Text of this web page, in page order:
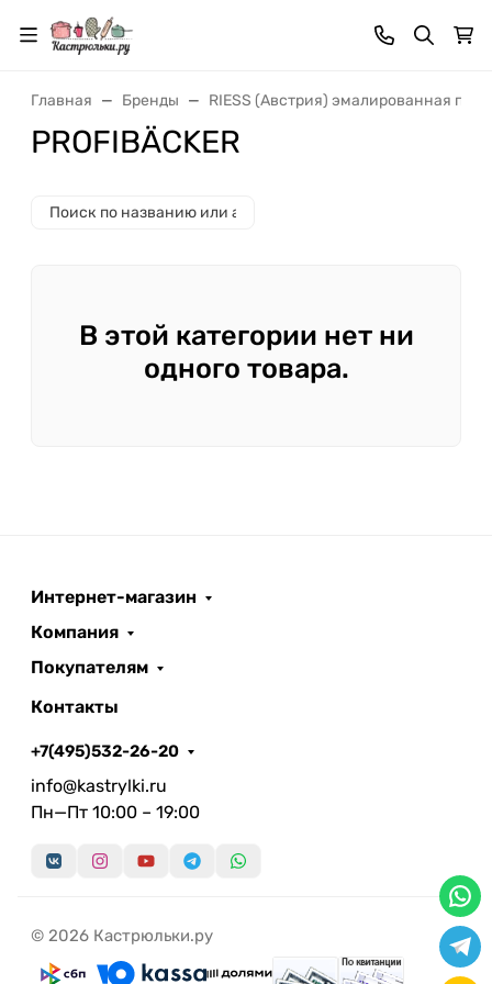
Главная Бренды RIESS (Австрия) эмалированная
PROFIBÄCKER
В этой категории нет ни
одного товара.
Интернет-магазин
Компания
Покупателям
Контакты
+7(495)532-26-20
info@kastrylki.ru
Пн—Пт 10:00 – 19:00
© 2026 Кастрюльки.ру